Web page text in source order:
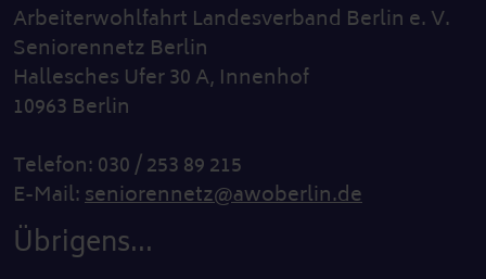
Arbeiterwohlfahrt Landesverband Berlin e. V.
Seniorennetz Berlin
Hallesches Ufer 30 A, Innenhof
10963 Berlin
Telefon: 030 / 253 89 215
E-Mail:seniorennetz@awoberlin.de
Übrigens...